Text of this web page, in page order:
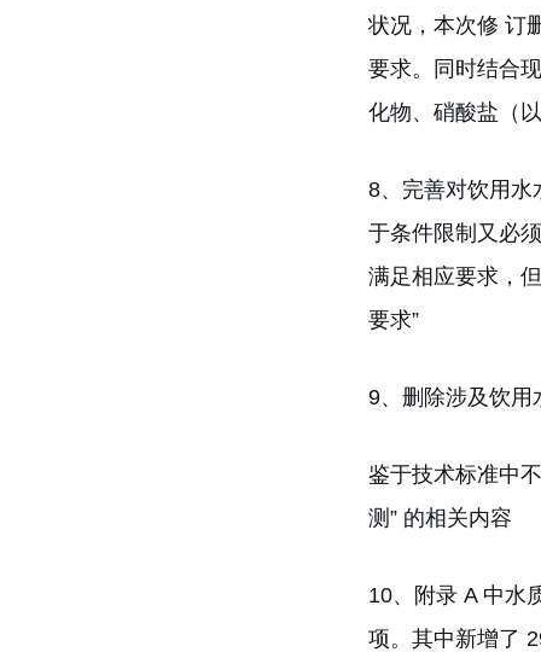
状况，本次修 订
要求。同时结合
化物、硝酸盐（
8、完善对饮用水
于条件限制又必
满足相应要求，
要求”
9、删除涉及饮用
鉴于技术标准中
测” 的相关内容
10、附录 A 中水
项。其中新增了